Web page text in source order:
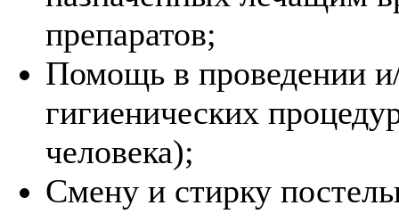
препаратов;
Помощь в проведении
гигиенических
человека);
Смену и стирку